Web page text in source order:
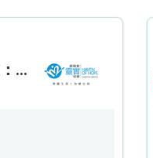
助理復康服務員 (編號：RSD/ARSW/CTE)